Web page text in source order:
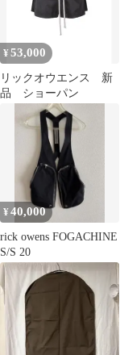
¥ 53,000
リックオウエンス 新
品 ショーパン
¥40,000
rick owens FOGACHINE
S/S 20